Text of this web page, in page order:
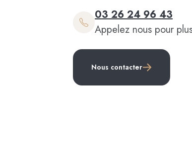
03 26 24 96 43
Appelez nous pour
Nous contacter